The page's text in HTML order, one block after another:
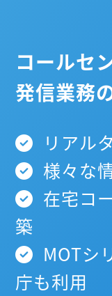
コールセ
発信業務
リアル
様々な
在宅コ
築
MOTシ
庁も利用